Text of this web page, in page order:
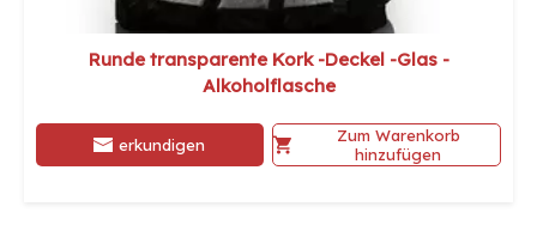
Runde transparente Kork -Deckel -Glas -
Alkoholflasche
erkundigen
Zum Warenkorb
hinzufügen